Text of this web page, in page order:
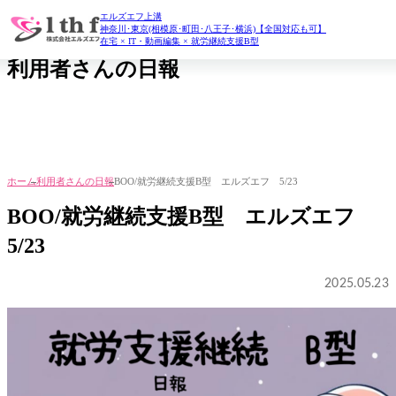
エルズエフ上溝
神奈川･東京(相模原･町田･八王子･横浜)【全国対応も可】
在宅 × IT・動画編集 × 就労継続支援B型
daily report
利用者さんの日報
ホーム利用者さんの日報BOO/就労継続支援B型 エルズエフ 5/23
BOO/就労継続支援B型 エルズエフ
5/23
2025.05.23